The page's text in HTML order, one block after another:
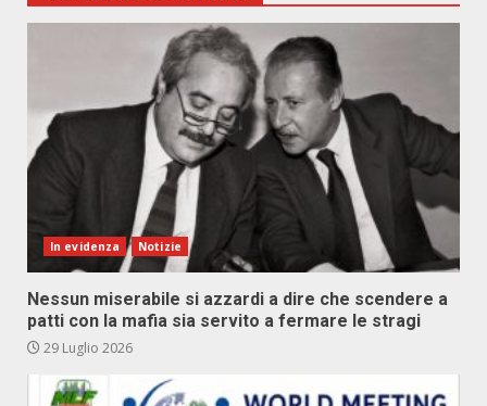
In evidenza Notizie
Nessun miserabile si azzardi a dire che scendere a
patti con la mafia sia servito a fermare le stragi
29 Luglio 2026